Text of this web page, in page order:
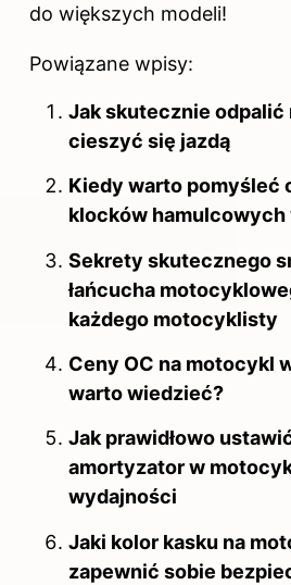
do większych modeli!
Powiązane wpisy:
Jak skutecznie odpalić
cieszyć się jazdą
Kiedy warto pomyśleć
klocków
Sekrety skutecznego
łańcucha
każdego motocyklisty
Ceny OC na motocykl
warto wiedzieć?
Jak prawidłowo
amortyzator w
wydajności
Jaki kolor kasku na
zapewnić sobie